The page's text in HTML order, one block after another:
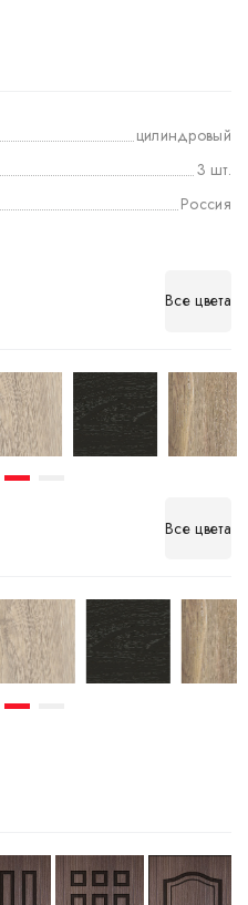
цилиндровый
3 шт.
Россия
Все цвета
Все цвета